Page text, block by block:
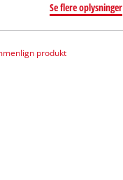
Se flere oplysninger
produkt